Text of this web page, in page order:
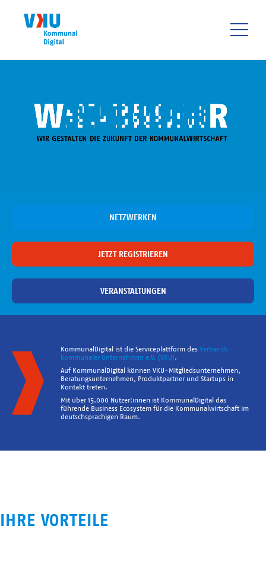
NETZWERKEN
JETZT REGISTRIEREN
VERANSTALTUNGEN
KommunalDigital ist die Serviceplattform des Verbands
kommunaler Unternehmen e.V. (VKU).
Auf KommunalDigital können VKU-Mitgliedsunternehmen,
Beratungsunternehmen, Produktpartner und Startups in
Kontakt treten.
Mit über 15.000 Nutzer:innen ist KommunalDigital das
führende Business Ecosystem für die Kommunalwirtschaft im
deutschsprachigen Raum.
IHRE VORTEILE